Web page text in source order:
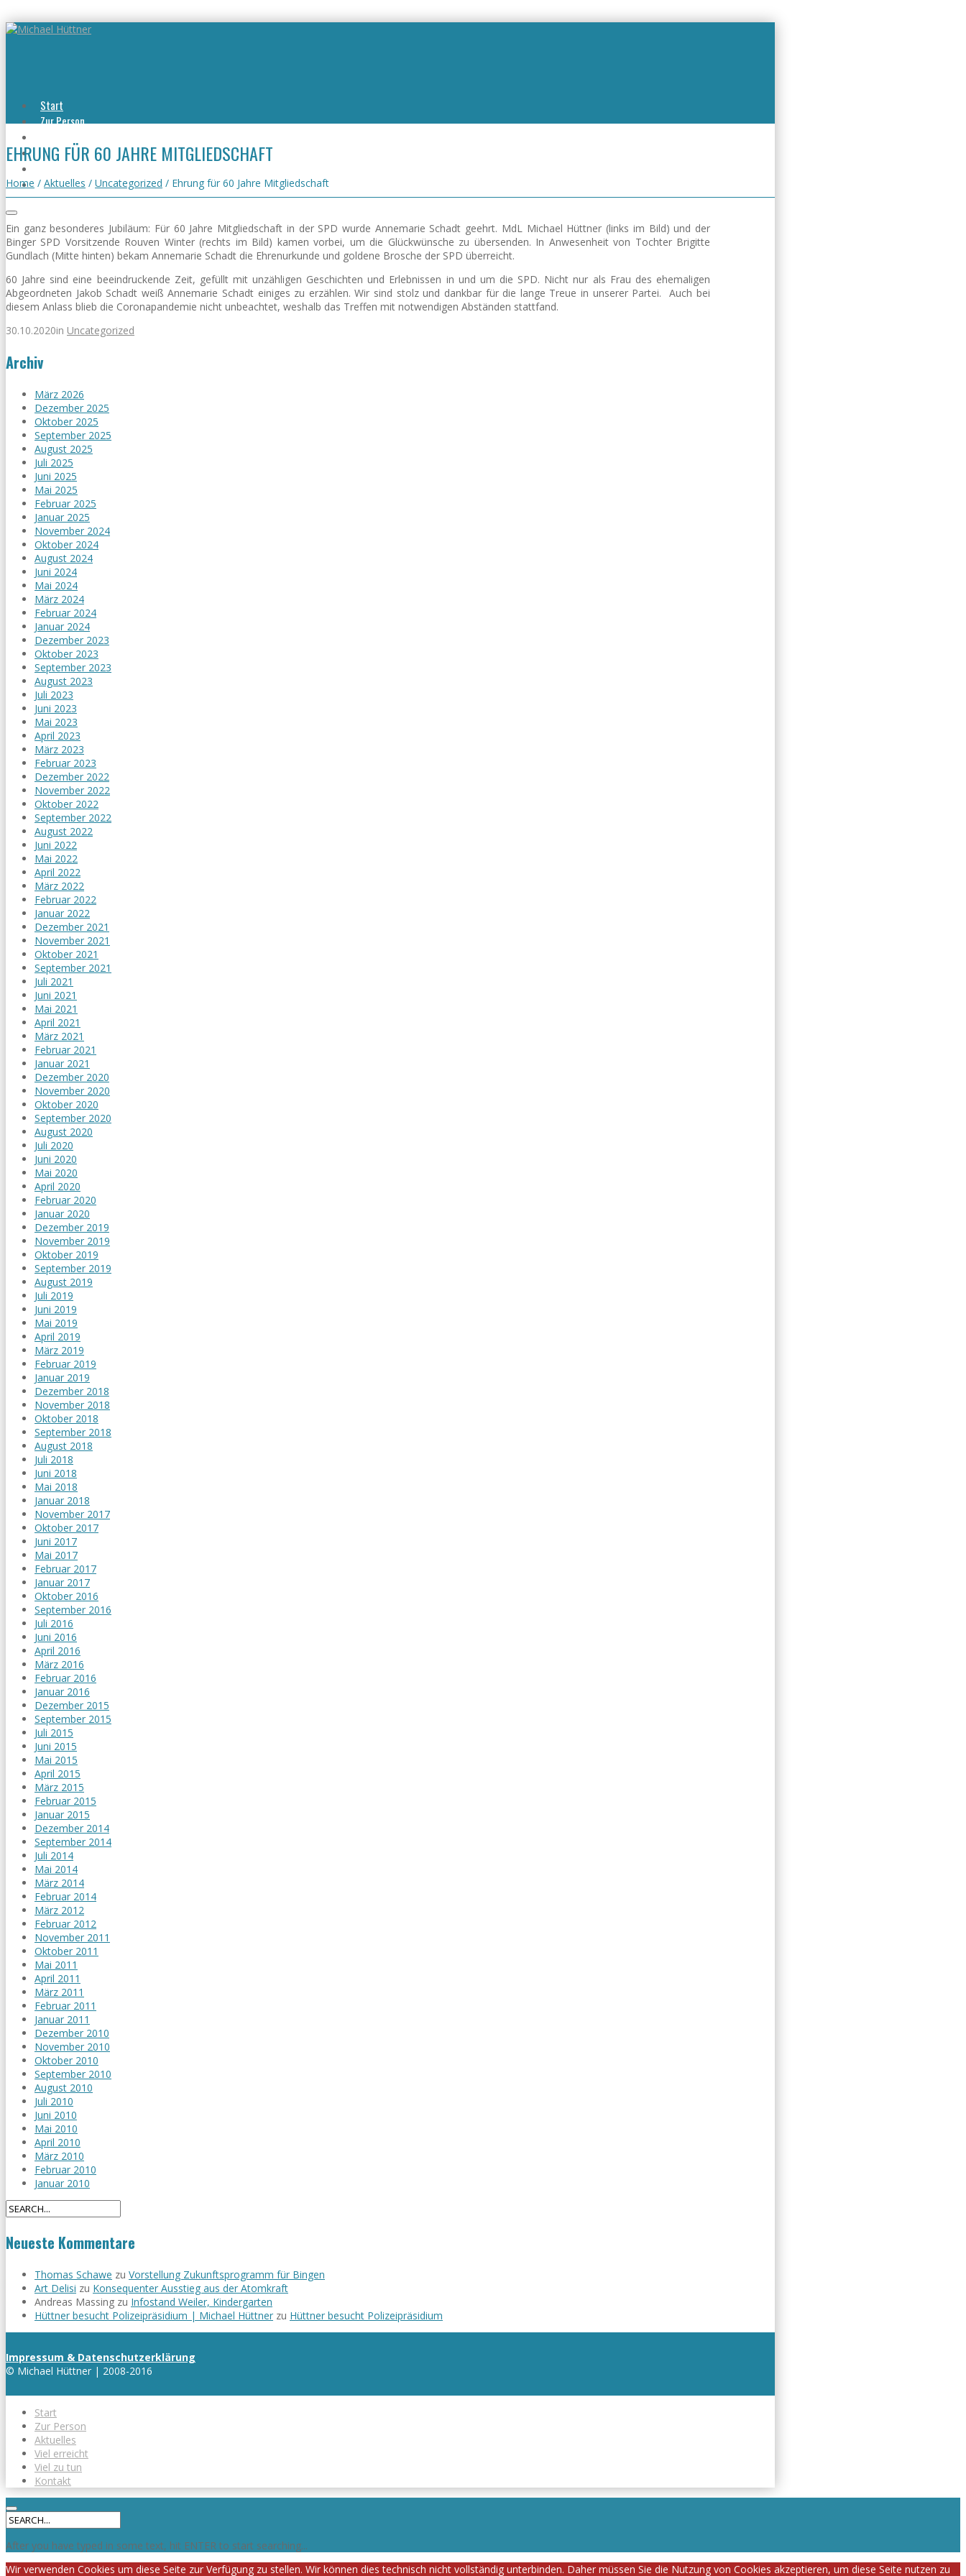
Start
Zur Person
Viel erreicht
Kontakt
EHRUNG FÜR 60 JAHRE MITGLIEDSCHAFT
Home / Aktuelles / Uncategorized / Ehrung für 60 Jahre Mitgliedschaft
Ein ganz besonderes Jubiläum: Für 60 Jahre Mitgliedschaft in der SPD wurde Annemarie Schadt geehrt. MdL Michael Hüttner (links im Bild) und der
Binger SPD Vorsitzende Rouven Winter (rechts im Bild) kamen vorbei, um die Glückwünsche zu übersenden. In Anwesenheit von Tochter Brigitte
Gundlach (Mitte hinten) bekam Annemarie Schadt die Ehrenurkunde und goldene Brosche der SPD überreicht.
60 Jahre sind eine beeindruckende Zeit, gefüllt mit unzähligen Geschichten und Erlebnissen in und um die SPD. Nicht nur als Frau des ehemaligen
Abgeordneten Jakob Schadt weiß Annemarie Schadt einiges zu erzählen. Wir sind stolz und dankbar für die lange Treue in unserer Partei. Auch bei
diesem Anlass blieb die Coronapandemie nicht unbeachtet, weshalb das Treffen mit notwendigen Abständen stattfand.
30.10.2020in Uncategorized
Archiv
März 2026
Dezember 2025
Oktober 2025
September 2025
August 2025
Juli 2025
Juni 2025
Mai 2025
Februar 2025
Januar 2025
November 2024
Oktober 2024
August 2024
Juni 2024
Mai 2024
März 2024
Februar 2024
Januar 2024
Dezember 2023
Oktober 2023
September 2023
August 2023
Juli 2023
Juni 2023
Mai 2023
April 2023
März 2023
Februar 2023
Dezember 2022
November 2022
Oktober 2022
September 2022
August 2022
Juni 2022
Mai 2022
April 2022
März 2022
Februar 2022
Januar 2022
Dezember 2021
November 2021
Oktober 2021
September 2021
Juli 2021
Juni 2021
Mai 2021
April 2021
März 2021
Februar 2021
Januar 2021
Dezember 2020
November 2020
Oktober 2020
September 2020
August 2020
Juli 2020
Juni 2020
Mai 2020
April 2020
Februar 2020
Januar 2020
Dezember 2019
November 2019
Oktober 2019
September 2019
August 2019
Juli 2019
Juni 2019
Mai 2019
April 2019
März 2019
Februar 2019
Januar 2019
Dezember 2018
November 2018
Oktober 2018
September 2018
August 2018
Juli 2018
Juni 2018
Mai 2018
Januar 2018
November 2017
Oktober 2017
Juni 2017
Mai 2017
Februar 2017
Januar 2017
Oktober 2016
September 2016
Juli 2016
Juni 2016
April 2016
März 2016
Februar 2016
Januar 2016
Dezember 2015
September 2015
Juli 2015
Juni 2015
Mai 2015
April 2015
März 2015
Februar 2015
Januar 2015
Dezember 2014
September 2014
Juli 2014
Mai 2014
März 2014
Februar 2014
März 2012
Februar 2012
November 2011
Oktober 2011
Mai 2011
April 2011
März 2011
Februar 2011
Januar 2011
Dezember 2010
November 2010
Oktober 2010
September 2010
August 2010
Juli 2010
Juni 2010
Mai 2010
April 2010
März 2010
Februar 2010
Januar 2010
Neueste Kommentare
Thomas Schawe zu Vorstellung Zukunftsprogramm für Bingen
Art Delisi zu Konsequenter Ausstieg aus der Atomkraft
Andreas Massing zu Infostand Weiler, Kindergarten
Hüttner besucht Polizeipräsidium | Michael Hüttner zu Hüttner besucht Polizeipräsidium
Impressum & Datenschutzerklärung
© Michael Hüttner | 2008-2016
Start
Zur Person
Aktuelles
Viel erreicht
Viel zu tun
Kontakt
After you have typed in some text, hit ENTER to start searching...
Wir verwenden Cookies um diese Seite zur Verfügung zu stellen. Wir können dies technisch nicht vollständig unterbinden. Daher müssen Sie die Nutzung von Cookies akzeptieren, um diese Seite nutzen zu